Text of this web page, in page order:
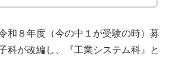
和８年度（今の中１が受験の時）募
科が改編し、『工業システム科』と